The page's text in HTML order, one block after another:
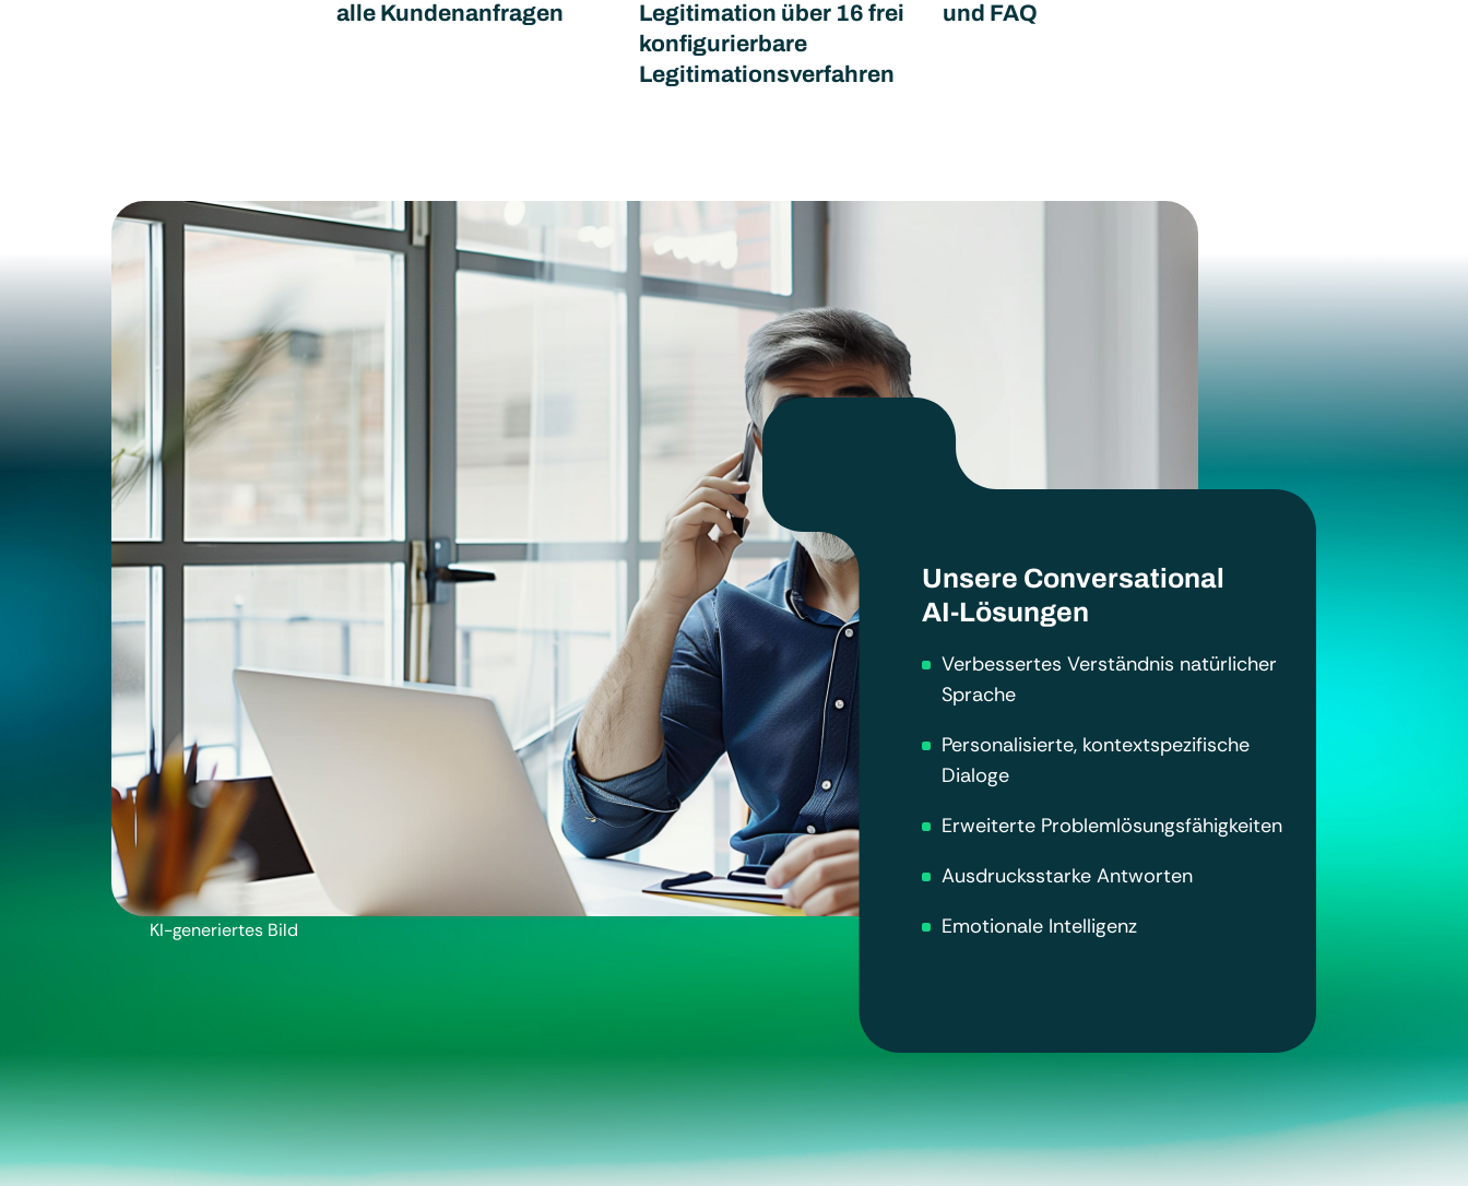
alle Kundenanfragen
Legitimation über 16 frei
konfigurierbare
Legitimationsverfahren
und FAQ
KI-generiertes Bild
Unsere Conversational
AI-Lösungen
Verbessertes Verständnis natürlicher
Sprache
Personalisierte, kontextspezifische
Dialoge
Erweiterte Problemlösungsfähigkeiten
Ausdrucksstarke Antworten
Emotionale Intelligenz